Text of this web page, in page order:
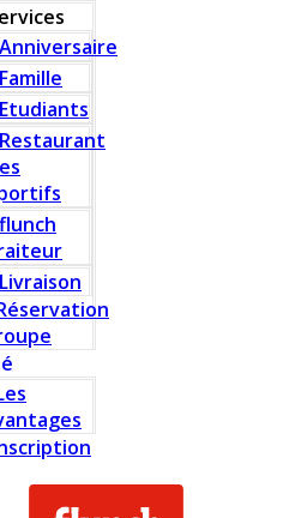
Anniversaire
Famille
Etudiants
Restaurant
flunch
Livraison